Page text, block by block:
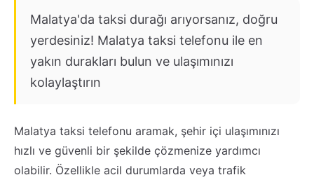
Malatya'da taksi durağı arıyorsanız, doğru
yerdesiniz! Malatya taksi telefonu ile en
yakın durakları bulun ve ulaşımınızı
kolaylaştırın
Malatya taksi telefonu aramak, şehir içi ulaşımınızı
hızlı ve güvenli bir şekilde çözmenize yardımcı
olabilir. Özellikle acil durumlarda veya trafik